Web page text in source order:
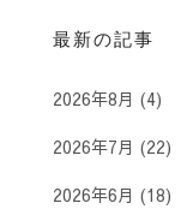
最新の記事
2026年8月 (4)
2026年7月 (22)
2026年6月 (18)